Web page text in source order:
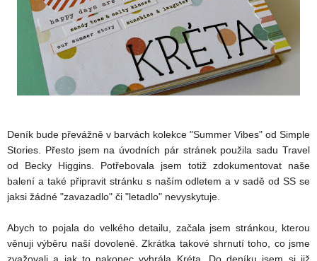
Deník bude převážně v barvách kolekce "Summer Vibes" od Simple
Stories. Přesto jsem na úvodních pár stránek použila sadu Travel
od Becky Higgins. Potřebovala jsem totiž zdokumentovat naše
balení a také připravit stránku s naším odletem a v sadě od SS se
jaksi žádné "zavazadlo" či "letadlo" nevyskytuje.
Abych to pojala do velkého detailu, začala jsem stránkou, kterou
věnuji výběru naší dovolené. Zkrátka takové shrnutí toho, co jsme